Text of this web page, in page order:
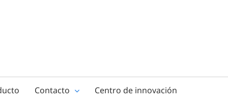
Contacto Centro de innovación